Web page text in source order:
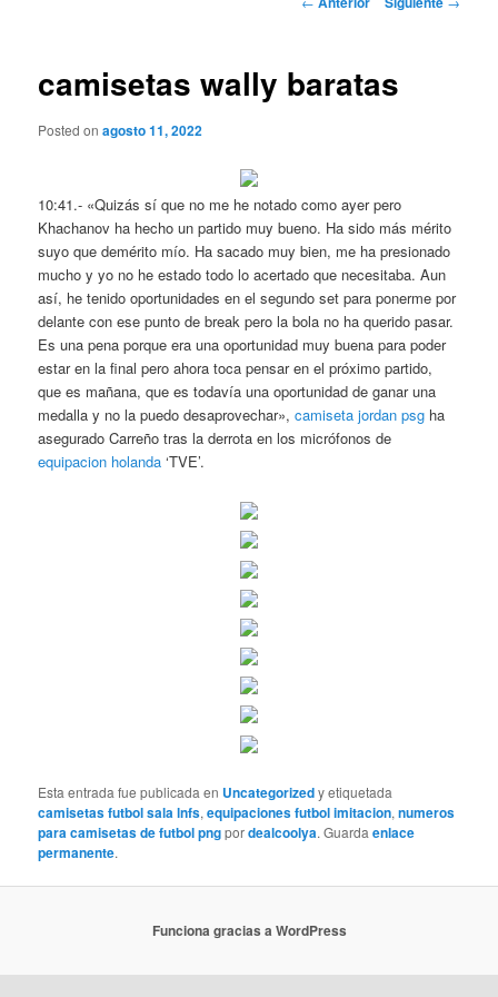
camisetas wally baratas
Posted onagosto 11, 2022
10:41.- «Quizás sí que no me he notado como ayer pero
Khachanov ha hecho un partido muy bueno. Ha sido más mérito
suyo que demérito mío. Ha sacado muy bien, me ha presionado
mucho y yo no he estado todo lo acertado que necesitaba. Aun
así, he tenido oportunidades en el segundo set para ponerme por
delante con ese punto de break pero la bola no ha querido pasar.
Es una pena porque era una oportunidad muy buena para poder
estar en la final pero ahora toca pensar en el próximo partido,
que es mañana, que es todavía una oportunidad de ganar una
medalla y no la puedo desaprovechar»,camiseta jordan psg ha
asegurado Carreño tras la derrota en los micrófonos de
equipacion holanda ‘TVE’.
Esta entrada fue publicada en Uncategorizedy etiquetada
camisetas futbol sala lnfs,equipaciones futbol imitacion,numeros
para camisetas de futbol pngpordealcoolya. Guardaenlace
permanente.
Funciona gracias a WordPress